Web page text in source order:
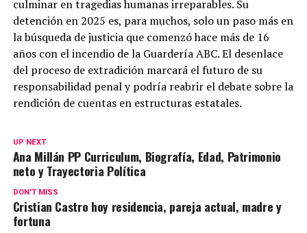
culminar en tragedias humanas irreparables. Su
detención en 2025 es, para muchos, solo un paso más en
la búsqueda de justicia que comenzó hace más de 16
años con el incendio de la Guardería ABC. El desenlace
del proceso de extradición marcará el futuro de su
responsabilidad penal y podría reabrir el debate sobre la
rendición de cuentas en estructuras estatales.
UP NEXT
Ana Millán PP Curriculum, Biografía, Edad, Patrimonio
neto y Trayectoria Política
DON'T MISS
Cristian Castro hoy residencia, pareja actual, madre y
fortuna